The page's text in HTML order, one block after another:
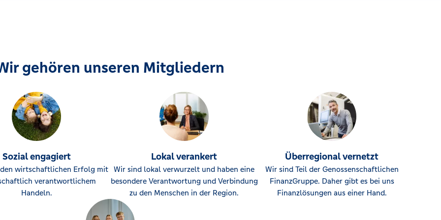
gehören unseren Mitgliedern
Sozial engagiert
wirtschaftlichen Erfolg mit
verantwortlichem
Handeln.
Lokal verankert
Wir sind lokal verwurzelt und haben eine
besondere Verantwortung und Verbindung
zu den Menschen in der Region.
Überregional vernetzt
Wir sind Teil der Genossenschaftlichen
FinanzGruppe. Daher gibt es bei uns
Finanzlösungen aus einer Hand.